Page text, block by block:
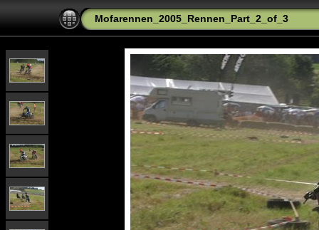
Mofarennen_2005_Rennen_Part_2_of_3